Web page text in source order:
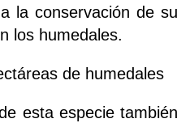
la conservación de su
los humedales.
de humedales
esta especie también